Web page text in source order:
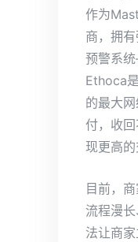
作为
商，拥
预警系
Ethoca
的最大
付，收
现更高的
目前，
流程漫
法让商